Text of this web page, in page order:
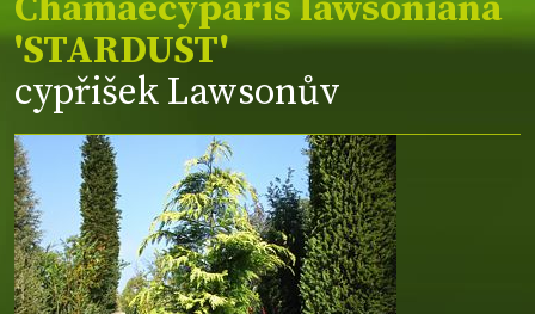
Chamaecyparis lawsoniana
'STARDUST'
cypřišek Lawsonův